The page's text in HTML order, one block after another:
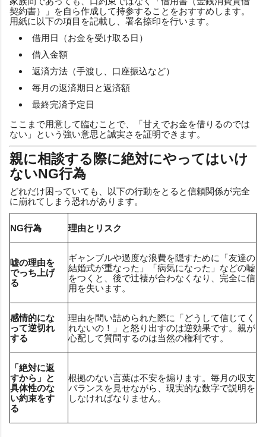
契約書）」を自ら作成して持参することをおすすめします。
用紙に以下の項目を記載し、署名捺印を行います。
借用日（お金を受け取る日）
借入金額
返済方法（手渡し、口座振込など）
毎月の返済期日と返済額
最終完済予定日
ここまで用意して臨むことで、「甘えでお金を借りるのでは
ない」という強い意思と誠実さを証明できます。
親に相談する際に絶対にやってはいけ
ないNG行為
どれだけ困っていても、以下の行動をとると信頼関係が完全
に崩れてしまう恐れがあります。
NG行為 理由とリスク
嘘の理由を
でっち上げ
る
ギャンブルや過度な浪費を隠すために「友達の
結婚式が重なった」「病気になった」などの嘘
をつくと、後で辻褄が合わなくなり、完全に信
用を失います。
感情的にな
って逆切れ
する
理由を問い詰められた際に「どうして信じてく
れないの！」と怒り出すのは逆効果です。親が
心配して質問するのは当然の権利です。
「絶対に返
すから」と
具体性のな
い約束をす
る
根拠のない言葉は不安を煽ります。毎月の収支
バランスを見せながら、現実的な数字で説明を
しなければなりません。